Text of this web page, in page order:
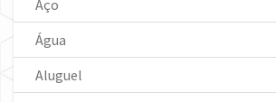
Aço
Água
Aluguel